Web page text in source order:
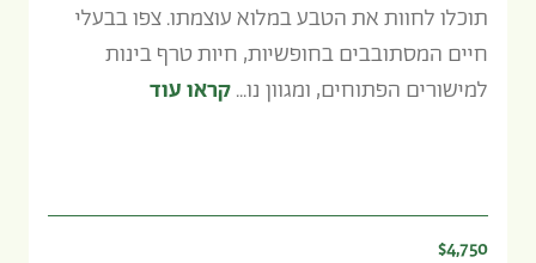
תוכלו לחוות את הטבע במלוא עוצמתו. צפו בבעלי
חיים המסתובבים בחופשיות, חיות טרף בינות
למישורים הפתוחים, ומגוון נו...קראו עוד
$4,750